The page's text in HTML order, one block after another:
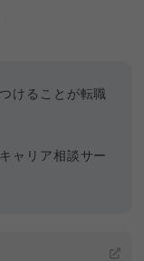
けることが転職
ャリア相談サー